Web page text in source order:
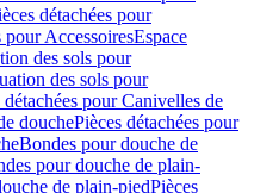
détachées pour
pour AccessoiresEspace
des sols pour
des sols pour
détachées pour Canivelles de
douchePièces détachées pour
Bondes pour douche de
pour douche de plain-
de plain-piedPièces